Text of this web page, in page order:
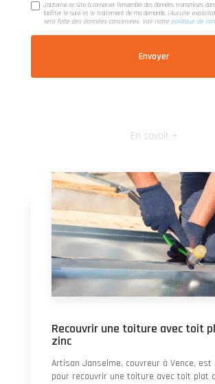
J'autorise ce site à conserver l'ensemble des données transmises
faciliter le suivi et le traitement de ma demande.(Aucune
sera faite des données concervées. Voir notrepolitique de
En savoir +
Recouvrir une toiture avec toit
zinc
Artisan Janselme, couvreur à Vence, est
pour recouvrir une toiture avec toit plat